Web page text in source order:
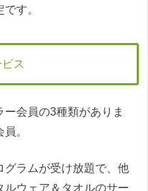
す。
ス
会員の3種類がありま
。
グラムが受け放題で、他
ウェア＆タオルのサー